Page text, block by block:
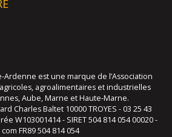
Ardenne est une marque de l’Association
agroalimentaires et industrielles
Aube, Marne et Haute-Marne.
Charles Baltet 10000 TROYES - 03 25 43
W103001414 - SIRET 504 814 054 00020 -
FR89 504 814 054